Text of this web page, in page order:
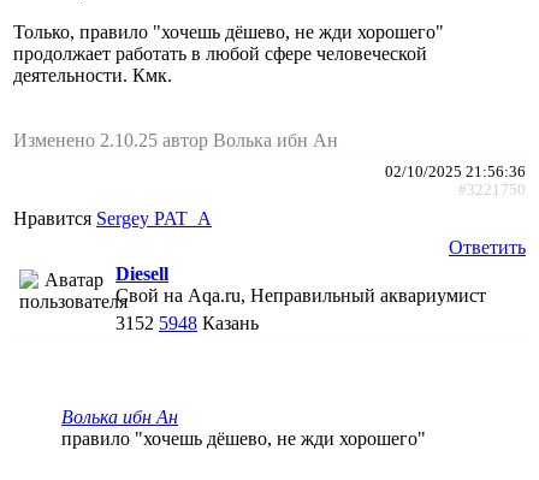
Только, правило "хочешь дёшево, не жди хорошего"
продолжает работать в любой сфере человеческой
деятельности. Кмк.
Изменено 2.10.25 автор Волька ибн Ан
02/10/2025 21:56:36
#3221750
Нравится Sergey PAT_A
Ответить
Diesell
Свой на Aqa.ru, Неправильный аквариумист
3152 5948 Казань
Волька ибн Ан
правило "хочешь дёшево, не жди хорошего"